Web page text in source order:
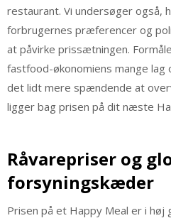
restaurant. Vi undersøger også,
forbrugernes præferencer og
at påvirke prissætningen.
fastfood-økonomiens mange lag
det lidt mere spændende at
ligger bag prisen på dit næste
Råvarepriser og
forsyningskæder
Prisen på et Happy Meal er i høj